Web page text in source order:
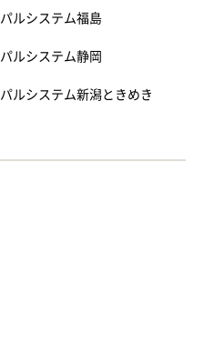
パルシステム福島
パルシステム静岡
パルシステム新潟ときめき